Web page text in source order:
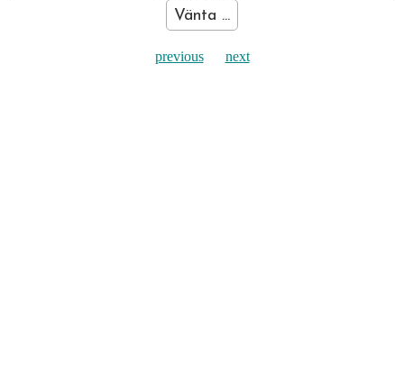
Vänta ...
previous next